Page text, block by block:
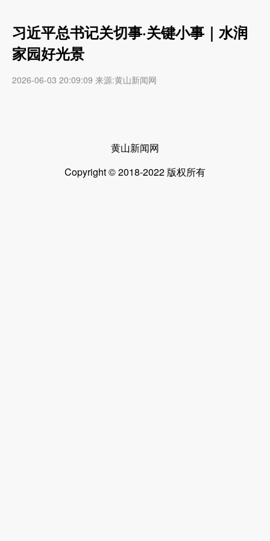
习近平总书记关切事·关键小事｜水润
家园好光景
2026-06-03 20:09:09 来源:黄山新闻网
黄山新闻网
Copyright © 2018-2022 版权所有